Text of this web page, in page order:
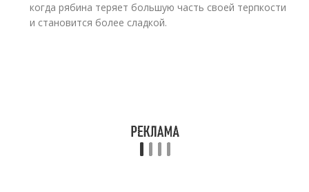
когда рябина теряет большую часть своей терпкости
и становится более сладкой.